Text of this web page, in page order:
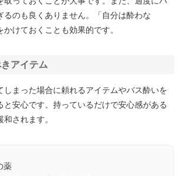
るのも良くありません。「自分は酔わな
けておくことも効果的です。
アイテム
しまった場合に頼れるアイテムやバス酔いを
と安心です。持っているだけで安心感がある
されます。
薬